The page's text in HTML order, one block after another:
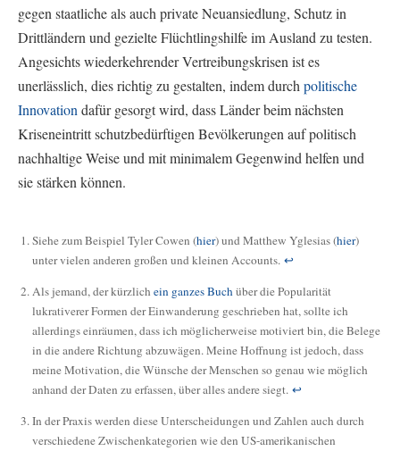
gegen staatliche als auch private Neuansiedlung, Schutz in
Drittländern und gezielte Flüchtlingshilfe im Ausland zu testen.
Angesichts wiederkehrender Vertreibungskrisen ist es
unerlässlich, dies richtig zu gestalten, indem durch politische
Innovation dafür gesorgt wird, dass Länder beim nächsten
Kriseneintritt schutzbedürftigen Bevölkerungen auf politisch
nachhaltige Weise und mit minimalem Gegenwind helfen und
sie stärken können.
Siehe zum Beispiel Tyler Cowen (hier) und Matthew Yglesias (hier)
unter vielen anderen großen und kleinen Accounts. ↩
Als jemand, der kürzlich ein ganzes Buchüber die Popularität
lukrativerer Formen der Einwanderung geschrieben hat, sollte ich
allerdings einräumen, dass ich möglicherweise motiviert bin, die Belege
in die andere Richtung abzuwägen. Meine Hoffnung ist jedoch, dass
meine Motivation, die Wünsche der Menschen so genau wie möglich
anhand der Daten zu erfassen, über alles andere siegt. ↩
In der Praxis werden diese Unterscheidungen und Zahlen auch durch
verschiedene Zwischenkategorien wie den US-amerikanischen